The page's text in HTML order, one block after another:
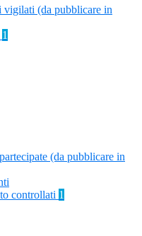
(da pubblicare in
1
(da pubblicare in
controllati 1